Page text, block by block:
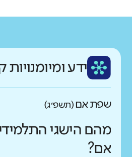
רקע חברתי כלכלי
ממוצע תלמידים בכיתה
נמוך ידע ומיומנויות
שפת אם(תשפ״ג)
מהם הישגי
אם?